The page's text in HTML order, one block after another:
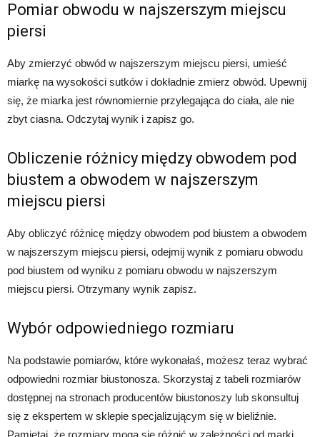
Pomiar obwodu w najszerszym miejscu
piersi
Aby zmierzyć obwód w najszerszym miejscu piersi, umieść
miarkę na wysokości sutków i dokładnie zmierz obwód. Upewnij
się, że miarka jest równomiernie przylegająca do ciała, ale nie
zbyt ciasna. Odczytaj wynik i zapisz go.
Obliczenie różnicy między obwodem pod
biustem a obwodem w najszerszym
miejscu piersi
Aby obliczyć różnicę między obwodem pod biustem a obwodem
w najszerszym miejscu piersi, odejmij wynik z pomiaru obwodu
pod biustem od wyniku z pomiaru obwodu w najszerszym
miejscu piersi. Otrzymany wynik zapisz.
Wybór odpowiedniego rozmiaru
Na podstawie pomiarów, które wykonałaś, możesz teraz wybrać
odpowiedni rozmiar biustonosza. Skorzystaj z tabeli rozmiarów
dostępnej na stronach producentów biustonoszy lub skonsultuj
się z ekspertem w sklepie specjalizującym się w bieliźnie.